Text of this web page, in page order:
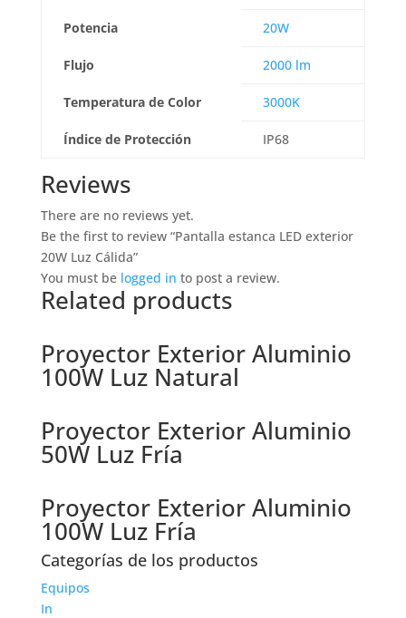
Potencia 20W
Flujo 2000 lm
Temperatura de Color 3000K
Índice de Protección IP68
Reviews
There are no reviews yet.
Be the first to review “Pantalla estanca LED exterior
20W Luz Cálida”
You must be logged in to post a review.
Related products
Proyector Exterior Aluminio
100W Luz Natural
Proyector Exterior Aluminio
50W Luz Fría
Proyector Exterior Aluminio
100W Luz Fría
Categorías de los productos
Equipos
In